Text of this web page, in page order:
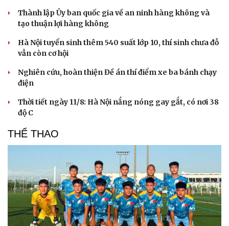
Thành lập Ủy ban quốc gia về an ninh hàng không và
tạo thuận lợi hàng không
Hà Nội tuyển sinh thêm 540 suất lớp 10, thí sinh chưa đỗ
vẫn còn cơ hội
Nghiên cứu, hoàn thiện Đề án thí điểm xe ba bánh chạy
điện
Thời tiết ngày 11/8: Hà Nội nắng nóng gay gắt, có nơi 38
độ C
THỂ THAO